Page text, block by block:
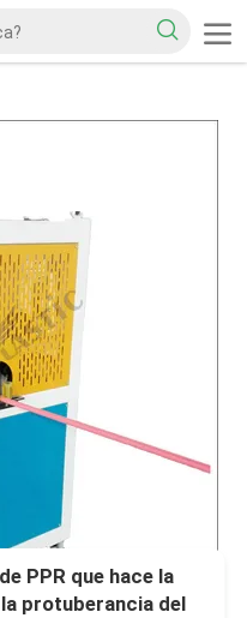
PPR que hace la
protuberancia del